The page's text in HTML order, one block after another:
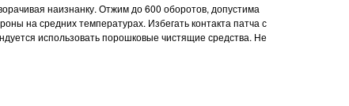
наизнанку. Отжим до 600 оборотов, допустима
на средних температурах. Избегать контакта патча с
использовать порошковые чистящие средства. Не